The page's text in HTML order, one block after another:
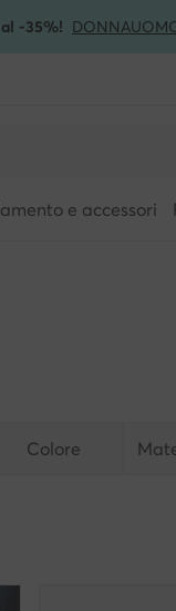
-35%! DONNA
e accessori
Colore